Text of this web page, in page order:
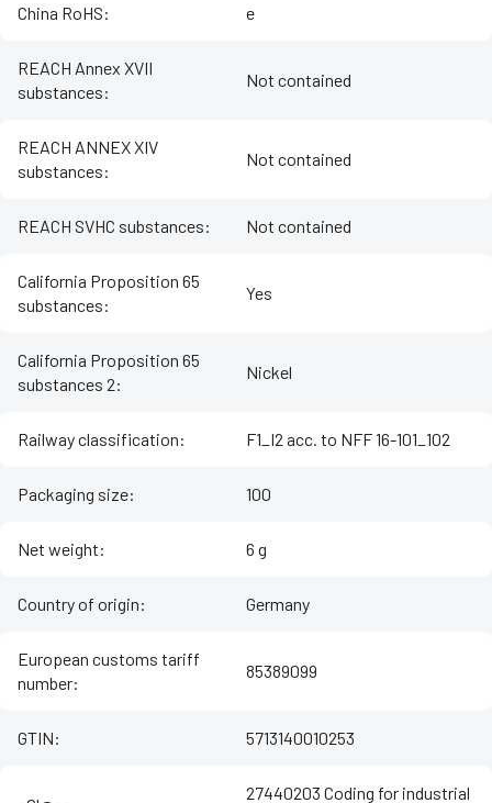
China RoHS: e
REACH Annex XVII
substances:
Not contained
REACH ANNEX XIV
substances:
Not contained
REACH SVHC substances: Not contained
California Proposition 65
substances:
Yes
California Proposition 65
substances 2:
Nickel
Railway classification: F1_I2 acc. to NFF 16-101_102
Packaging size: 100
Net weight: 6 g
Country of origin: Germany
European customs tariff
number:
85389099
GTIN: 5713140010253
27440203 Coding for industrial